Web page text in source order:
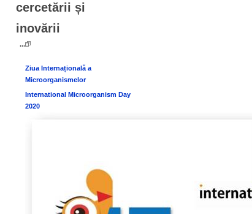
cercetării și
inovării
...
Ziua Internațională a
Microorganismelor
International Microorganism Day
2020